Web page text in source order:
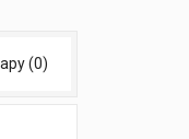
(0)